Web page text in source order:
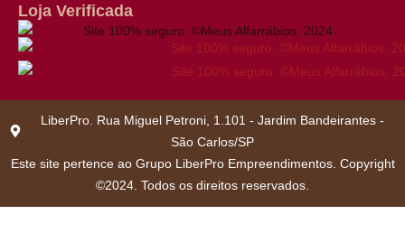
Loja Verificada
LiberPro. Rua Miguel Petroni, 1.101 - Jardim Bandeirantes -
São Carlos/SP
Este site pertence ao Grupo LiberPro Empreendimentos. Copyright
©2024. Todos os direitos reservados.